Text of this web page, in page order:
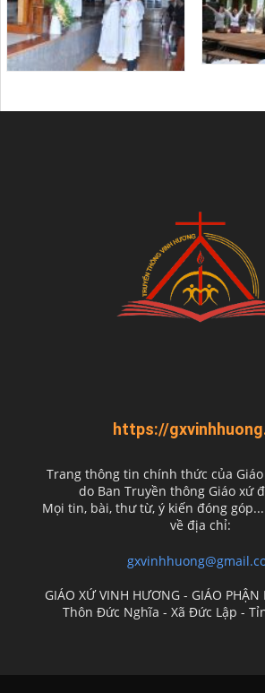
https://
Trang thông tin chính thức của
do Ban Truyền thông Giáo xứ
Mọi tin, bài, thư từ, ý kiến đóng
về địa chỉ:
GIÁO XỨ VINH HƯƠNG - GIÁO PHẬN
Thôn Đức Nghĩa - Xã Đức Lập -